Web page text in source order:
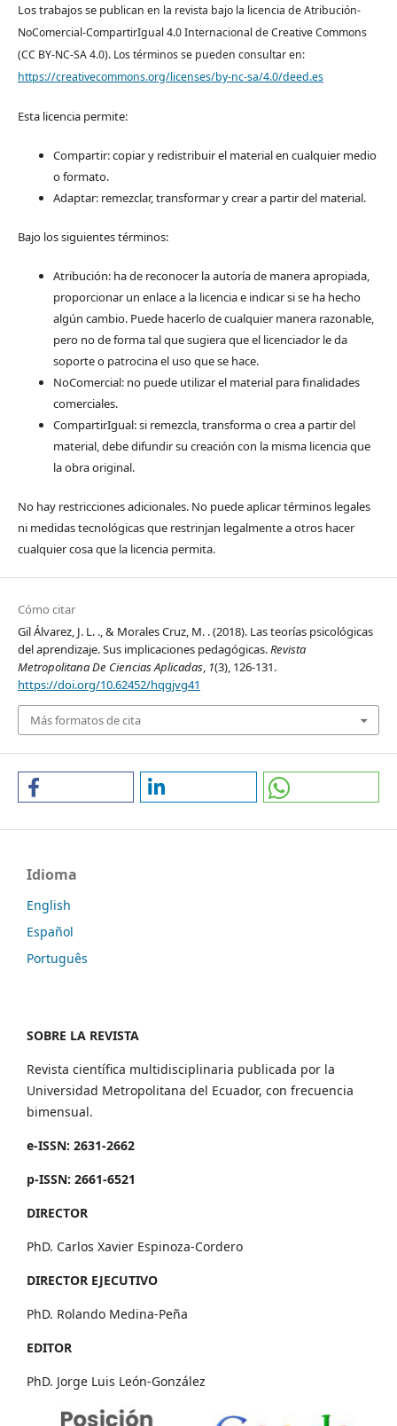
Los trabajos se publican en la revista bajo la licencia de Atribución-
NoComercial-CompartirIgual 4.0 Internacional de Creative Commons
(CC BY-NC-SA 4.0). Los términos se pueden consultar en:
https://creativecommons.org/licenses/by-nc-sa/4.0/deed.es
Esta licencia permite:
Compartir: copiar y redistribuir el material en cualquier medio
o formato.
Adaptar: remezclar, transformar y crear a partir del material.
Bajo los siguientes términos:
Atribución: ha de reconocer la autoría de manera apropiada,
proporcionar un enlace a la licencia e indicar si se ha hecho
algún cambio. Puede hacerlo de cualquier manera razonable,
pero no de forma tal que sugiera que el licenciador le da
soporte o patrocina el uso que se hace.
NoComercial: no puede utilizar el material para finalidades
comerciales.
CompartirIgual: si remezcla, transforma o crea a partir del
material, debe difundir su creación con la misma licencia que
la obra original.
No hay restricciones adicionales. No puede aplicar términos legales
ni medidas tecnológicas que restrinjan legalmente a otros hacer
cualquier cosa que la licencia permita.
Cómo citar
Gil Álvarez, J. L. ., & Morales Cruz, M. . (2018). Las teorías psicológicas
del aprendizaje. Sus implicaciones pedagógicas.Revista
Metropolitana De Ciencias Aplicadas, 1(3), 126-131.
https://doi.org/10.62452/hqgjvg41
Más formatos de cita
Idioma
English
Español
Português
SOBRE LA REVISTA
Revista científica multidisciplinaria publicada por la
Universidad Metropolitana del Ecuador, con frecuencia
bimensual.
e-ISSN: 2631-2662
p-ISSN: 2661-6521
DIRECTOR
PhD. Carlos Xavier Espinoza-Cordero
DIRECTOR EJECUTIVO
PhD. Rolando Medina-Peña
EDITOR
PhD. Jorge Luis León-González